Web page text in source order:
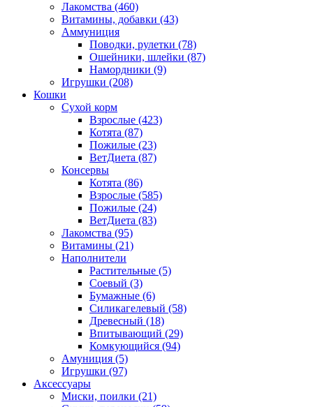
Лакомства (460)
Витамины, добавки (43)
Аммуниция
Поводки, рулетки (78)
Ошейники, шлейки (87)
Намордники (9)
Игрушки (208)
Кошки
Сухой корм
Взрослые (423)
Котята (87)
Пожилые (23)
ВетДиета (87)
Консервы
Котята (86)
Взрослые (585)
Пожилые (24)
ВетДиета (83)
Лакомства (95)
Витамины (21)
Наполнители
Растительные (5)
Соевый (3)
Бумажные (6)
Силикагелевый (58)
Древесный (18)
Впитывающий (29)
Комкующийся (94)
Амуниция (5)
Игрушки (97)
Аксессуары
Миски, поилки (21)